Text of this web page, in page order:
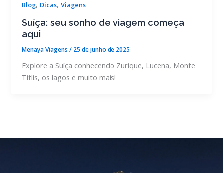
Blog, Dicas,Viagens
Suíça: seu sonho de viagem começa
aqui
Menaya Viagens/ 25 de junho de 2025
Explore a Suíça conhecendo Zurique, Lucena, Monte
Titlis, os lagos e muito mais!